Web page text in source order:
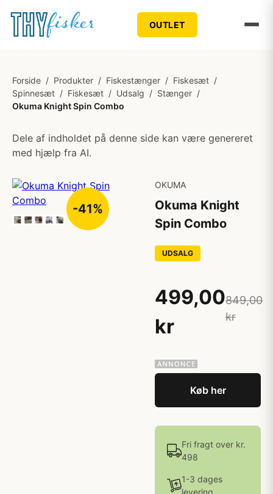
OUTLET
Forside / Produkter / Fiskestænger / Fiskesæt /
Spinnesæt / Fiskesæt / Udsalg / Stænger /
Okuma Knight Spin Combo
Dele af indholdet på denne side kan være genereret
med hjælp fra AI.
-41%
OKUMA
Okuma Knight
Spin Combo
UDSALG
499,00
kr
849,00
kr
Køb her
Fri fragt over kr.
498
1-3 dages
levering